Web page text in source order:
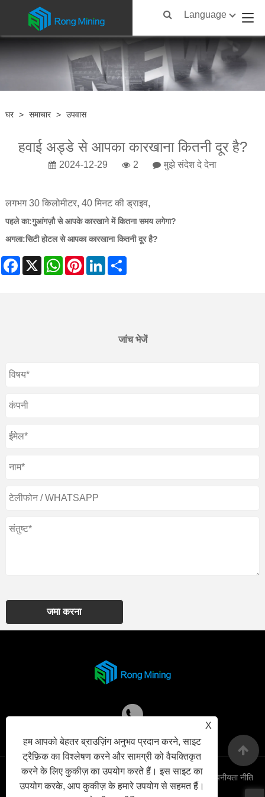
Language
घर > समाचार > उपवास
हवाई अड्डे से आपका कारखाना कितनी दूर है?
2024-12-29 2 मुझे संदेश दे देना
लगभग 30 किलोमीटर, 40 मिनट की ड्राइव,
पहले का:गुआंगज़ौ से आपके कारखाने में कितना समय लगेगा?
अगला:सिटी होटल से आपका कारखाना कितनी दूर है?
Facebook
X WhatsAppPinterestLinkedIn
जांच भेजें
जमा करना
X
हम आपको बेहतर ब्राउज़िंग अनुभव प्रदान करने, साइट
ट्रैफ़िक का विश्लेषण करने और सामग्री को वैयक्तिकृत
करने के लिए कुकीज़ का उपयोग करते हैं। इस साइट का
उपयोग करके, आप कुकीज़ के हमारे उपयोग से सहमत हैं।
Links Sitemap RSS XML गोपनीयता नीति